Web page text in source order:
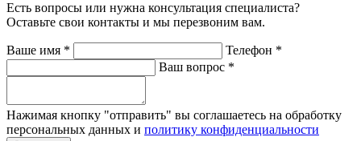
Есть вопросы или нужна консультация специалиста?
Оставьте свои контакты и мы перезвоним вам.
Ваше имя * Телефон *
Ваш вопрос *
Нажимая кнопку "отправить" вы соглашаетесь на обработку
персональных данных и политику конфиденциальности